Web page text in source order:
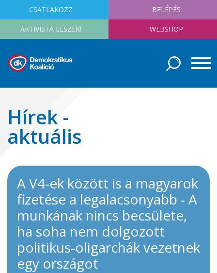
CSATLAKOZZ BELÉPÉS
AKTIVISTA LESZEK! WEBSHOP
Hírek -
aktuális
A V4-ek között is a magyarok
fizetése a legalacsonyabb - A
munkának nincs becsülete,
ha soha nem dolgozott
politikus-oligarchák vezetnek
egy országot